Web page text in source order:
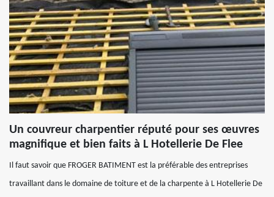
Un couvreur charpentier réputé pour ses œuvres
magnifique et bien faits à L Hotellerie De Flee
Il faut savoir que FROGER BATIMENT est la préférable des entreprises
travaillant dans le domaine de toiture et de la charpente à L Hotellerie De